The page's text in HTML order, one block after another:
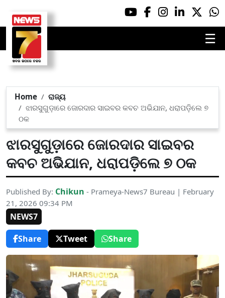
☰
Home
ରାଜ୍ୟ
ଝାରସୁଗୁଡ଼ାରେ ଜୋରଦାର ସାଇବର କବଚ ଅଭିଯାନ, ଧରାପଡ଼ିଲେ ୭
ଠକ
ଝାରସୁଗୁଡ଼ାରେ ଜୋରଦାର ସାଇବର
କବଚ ଅଭିଯାନ, ଧରାପଡ଼ିଲେ ୭ ଠକ
Published By: Chikun - Prameya-News7 Bureau | February
21, 2026 09:34 PM
NEWS7
Share
Tweet Share